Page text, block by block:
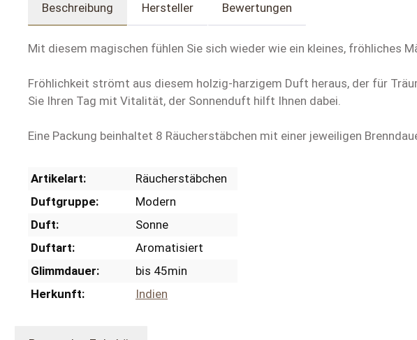
Beschreibung Hersteller Bewertungen
Mit diesem magischen fühlen Sie sich wieder wie ein kleines, fröhliches
Fröhlichkeit strömt aus diesem holzig-harzigem Duft heraus, der für
Sie Ihren Tag mit Vitalität, der Sonnenduft hilft Ihnen dabei.
Eine Packung beinhaltet 8 Räucherstäbchen mit einer jeweiligen
Artikelart:
Räucherstäbchen
Duftgruppe:
Modern
Duft:
Sonne
Duftart:
Aromatisiert
Glimmdauer:
bis 45min
Herkunft:
Indien